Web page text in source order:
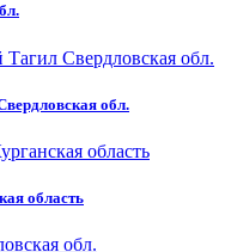
обл.
область